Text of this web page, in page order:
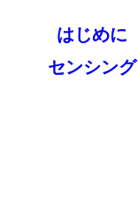
はじめに
センシング